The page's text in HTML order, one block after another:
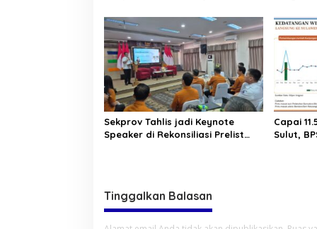
Sekprov Tahlis jadi Keynote
Speaker di Rekonsiliasi Prelist
Capai
Sulut,
Tinggalkan Balasan